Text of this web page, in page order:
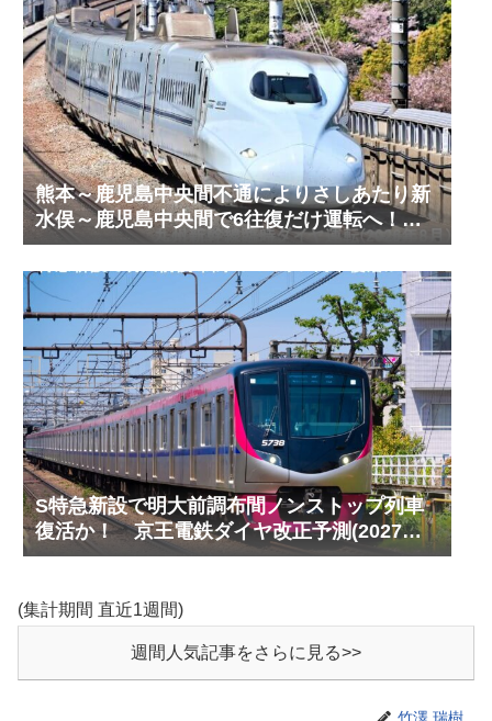
熊本～鹿児島中央間不通によりさしあたり新
水俣～鹿児島中央間で6往復だけ運転へ！
九州新幹線臨時ダイヤ運転(2026年8月)
S特急新設で明大前調布間ノンストップ列車
復活か！ 京王電鉄ダイヤ改正予測(2027年
以降予定)
(集計期間 直近1週間)
週間人気記事をさらに見る>>